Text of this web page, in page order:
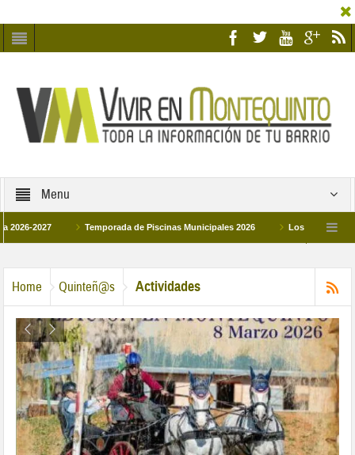
Menu
Temporada de Piscinas Municipales 2026 Los Campus de
Home Quinteñ@s Actividades